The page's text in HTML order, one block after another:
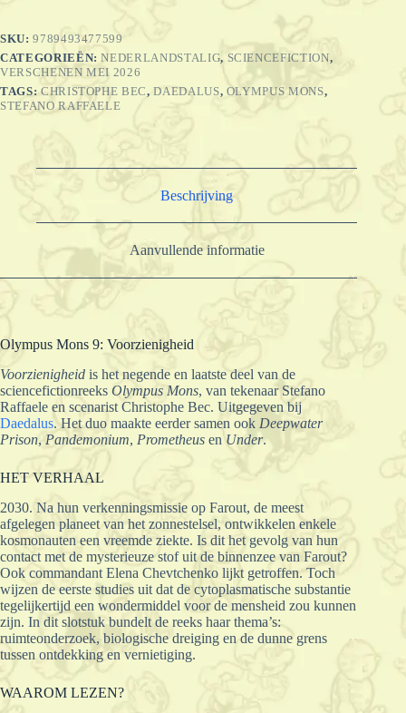
SKU:9789493477599
CATEGORIEËN:NEDERLANDSTALIG, SCIENCEFICTION,
VERSCHENEN MEI 2026
TAGS: CHRISTOPHE BEC,DAEDALUS, OLYMPUS MONS,
STEFANO RAFFAELE
Beschrijving
Aanvullende informatie
Olympus Mons 9: Voorzienigheid
Voorzienigheid is het negende en laatste deel van de
sciencefictionreeks Olympus Mons, van tekenaar Stefano
Raffaele en scenarist Christophe Bec. Uitgegeven bij
Daedalus. Het duo maakte eerder samen ook Deepwater
Prison, Pandemonium, Prometheus enUnder.
HET VERHAAL
2030. Na hun verkenningsmissie op Farout, de meest
afgelegen planeet van het zonnestelsel, ontwikkelen enkele
kosmonauten een vreemde ziekte. Is dit het gevolg van hun
contact met de mysterieuze stof uit de binnenzee van Farout?
Ook commandant Elena Chevtchenko lijkt getroffen. Toch
wijzen de eerste studies uit dat de cytoplasmatische substantie
tegelijkertijd een wondermiddel voor de mensheid zou kunnen
zijn. In dit slotstuk bundelt de reeks haar thema’s:
ruimteonderzoek, biologische dreiging en de dunne grens
tussen ontdekking en vernietiging.
WAAROM LEZEN?